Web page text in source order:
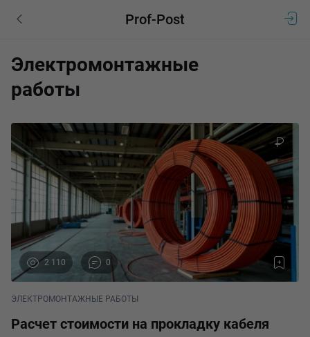
Prof-Post
Электромонтажные
работы
2 110 0
ЭЛЕКТРОМОНТАЖНЫЕ РАБОТЫ
Расчет стоимости на прокладку кабеля